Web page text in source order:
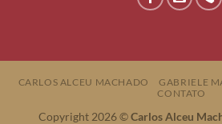
CARLOS ALCEU MACHADO GABRIELE
CONTATO
Copyright 2026 ©Carlos Alceu